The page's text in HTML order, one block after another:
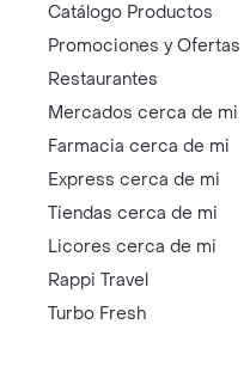
Catálogo Productos
Promociones y Ofertas
Restaurantes
Mercados cerca de mi
Farmacia cerca de mi
Express cerca de mi
Tiendas cerca de mi
Licores cerca de mi
Rappi Travel
Turbo Fresh